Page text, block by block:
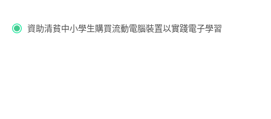
資助清貧中小學生購買流動電腦裝置以實踐電子學習